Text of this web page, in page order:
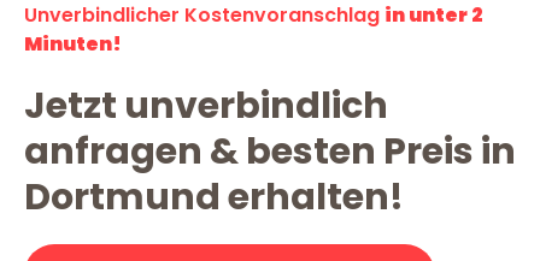
Unverbindlicher Kostenvoranschlag in unter 2
Minuten!
Jetzt unverbindlich
anfragen & besten Preis in
Dortmund erhalten!